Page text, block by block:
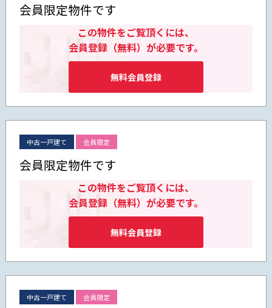
会員限定物件です
この物件をご覧頂くには、
会員登録（無料）が必要です。
無料会員登録
中古一戸建て 会員限定
会員限定物件です
この物件をご覧頂くには、
会員登録（無料）が必要です。
無料会員登録
中古一戸建て 会員限定